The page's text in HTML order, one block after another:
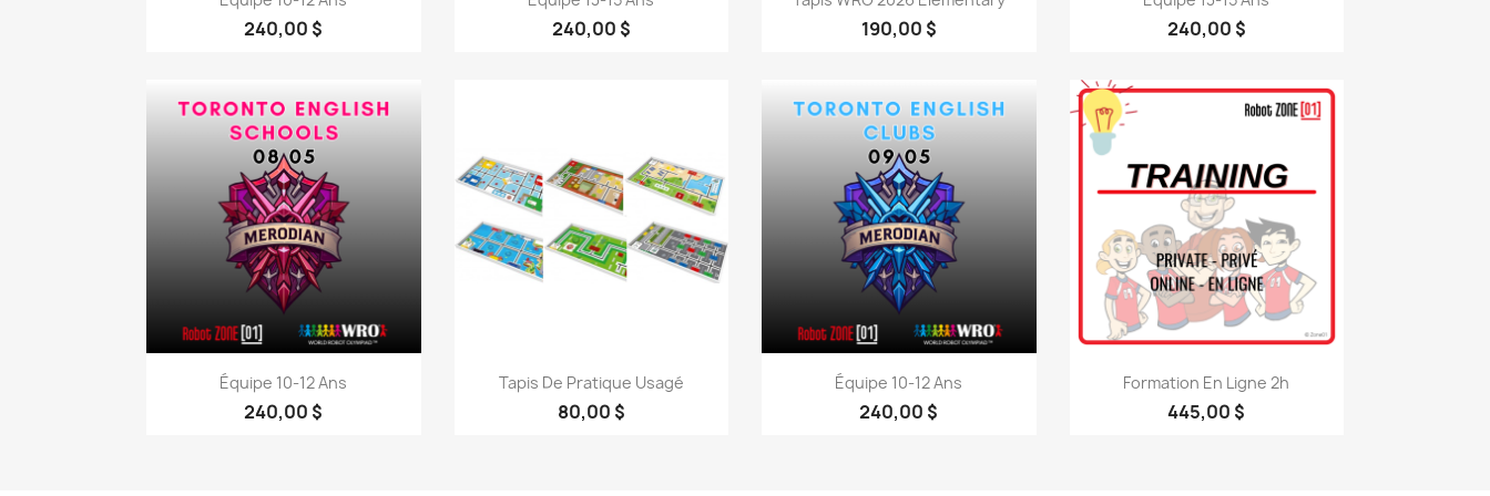
240,00 $ 240,00 $ 190,00 $ 240,00 $
Aperçu rapide
Équipe 10-12 Ans
240,00 $
 Aperçu rapide
Tapis De Pratique Usagé
80,00 $
Aperçu rapide
Équipe 10-12 Ans
240,00 $
Aperçu rapide
Formation En Ligne 2h
445,00 $